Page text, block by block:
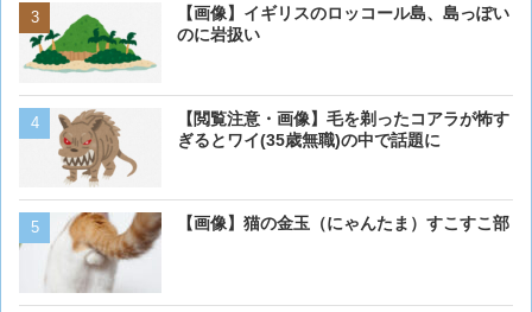
【画像】イギリスのロッコール島、島っぽい
のに岩扱い
【閲覧注意・画像】毛を剃ったコアラが怖す
ぎるとワイ(35歳無職)の中で話題に
【画像】猫の金玉（にゃんたま）すこすこ部
【画像】イギリスのロッコ
【画像大量！】イッヌさん
も上手い
【画像】16歳の犬が起きま